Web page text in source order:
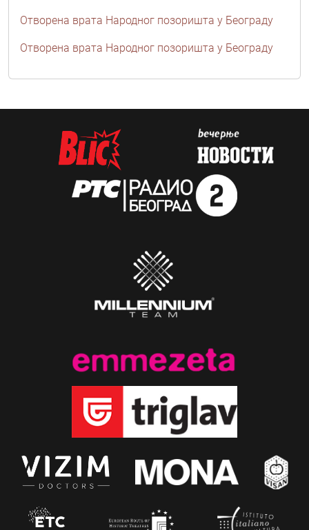
Отворена врата Народног позоришта у Београду
Отворена врата Народног позоришта у Београду